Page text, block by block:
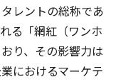
レントの総称であ
る「網紅（ワンホ
り、その影響力は
におけるマーケテ